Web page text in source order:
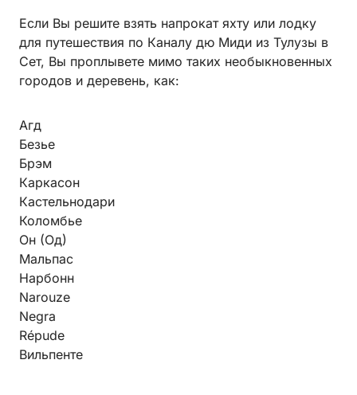
Если Вы решите взять напрокат яхту или лодку
для путешествия по Каналу дю Миди из Тулузы в
Сет, Вы проплывете мимо таких необыкновенных
городов и деревень, как:
Агд
Безье
Брэм
Каркасон
Кастельнодари
Коломбье
Он (Од)
Мальпас
Нарбонн
Narouze
Negra
Répude
Вильпенте